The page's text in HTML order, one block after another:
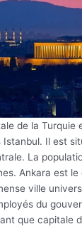
de la Turquie
Istanbul. Il est
La
Ankara est
ville
du
que capitale